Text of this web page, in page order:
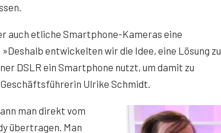
auch etliche Smartphone-Kameras eine
entwickelten wir die Idee, eine Lösung zu
DSLR ein Smartphone nutzt, um damit zu
Ulrike Schmidt.
man direkt vom
übertragen. Man